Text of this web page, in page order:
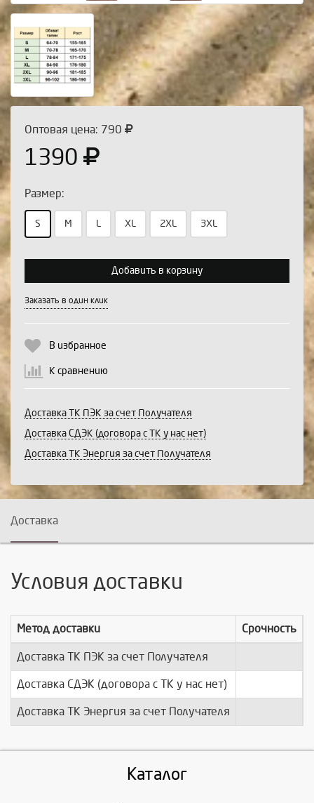
Оптовая цена: 790
1390
Размер:
S M L XL 2XL 3XL
Выберите количество:
Продолжить Отмена
Добавить в корзину
Заказать в один клик
В избранное
К сравнению
Доставка ТК ПЭК за счет Получателя
Доставка СДЭК (договора с ТК у нас нет)
Доставка ТК Энергия за счет Получателя
Доставка
Условия доставки
Метод доставки Срочность
Доставка ТК ПЭК за счет Получателя
Доставка СДЭК (договора с ТК у нас нет)
Доставка ТК Энергия за счет Получателя
Каталог